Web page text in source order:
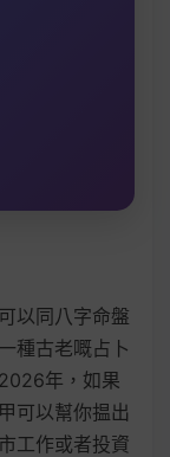
以同八字命盤
種古老嘅占卜
年，如果
可以幫你揾出
工作或者投資